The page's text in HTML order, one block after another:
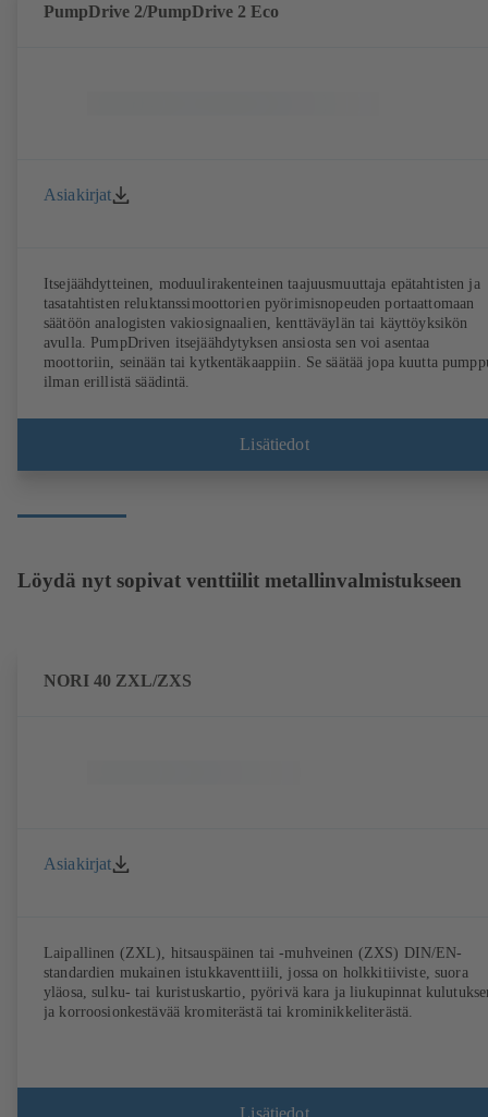
PumpDrive 2/PumpDrive 2 Eco
Asiakirjat
Itsejäähdytteinen, moduulirakenteinen taajuusmuuttaja epätahtisten ja
tasatahtisten reluktanssimoottorien pyörimisnopeuden portaattomaan
säätöön analogisten vakiosignaalien, kenttäväylän tai käyttöyksikön
avulla. PumpDriven itsejäähdytyksen ansiosta sen voi asentaa
moottoriin, seinään tai kytkentäkaappiin. Se säätää jopa kuutta
ilman erillistä säädintä.
Lisätiedot
Löydä nyt sopivat venttiilit metallinvalmistukseen
NORI 40 ZXL/ZXS
Asiakirjat
Laipallinen (ZXL), hitsauspäinen tai -muhveinen (ZXS) DIN/EN-
standardien mukainen istukkaventtiili, jossa on holkkitiiviste, suora
yläosa, sulku- tai kuristuskartio, pyörivä kara ja liukupinnat
ja korroosionkestävää kromiterästä tai krominikkeliterästä.
Lisätiedot